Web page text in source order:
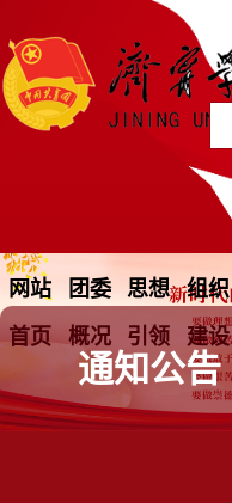
网站
首页
团委
概况
思想
引领
组织
建设
通知公告